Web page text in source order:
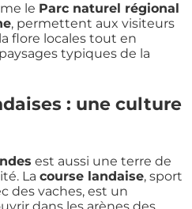
le Parc naturel régional
, permettent aux visiteurs
flore locales tout en
typiques de la
: une culture
est aussi une terre de
La course landaise, sport
des vaches, est un